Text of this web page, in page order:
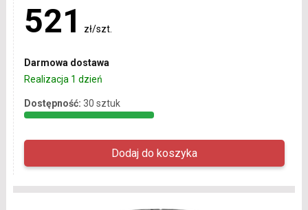
521 zł/szt.
Darmowa dostawa
Realizacja 1 dzień
Dostępność: 30 sztuk